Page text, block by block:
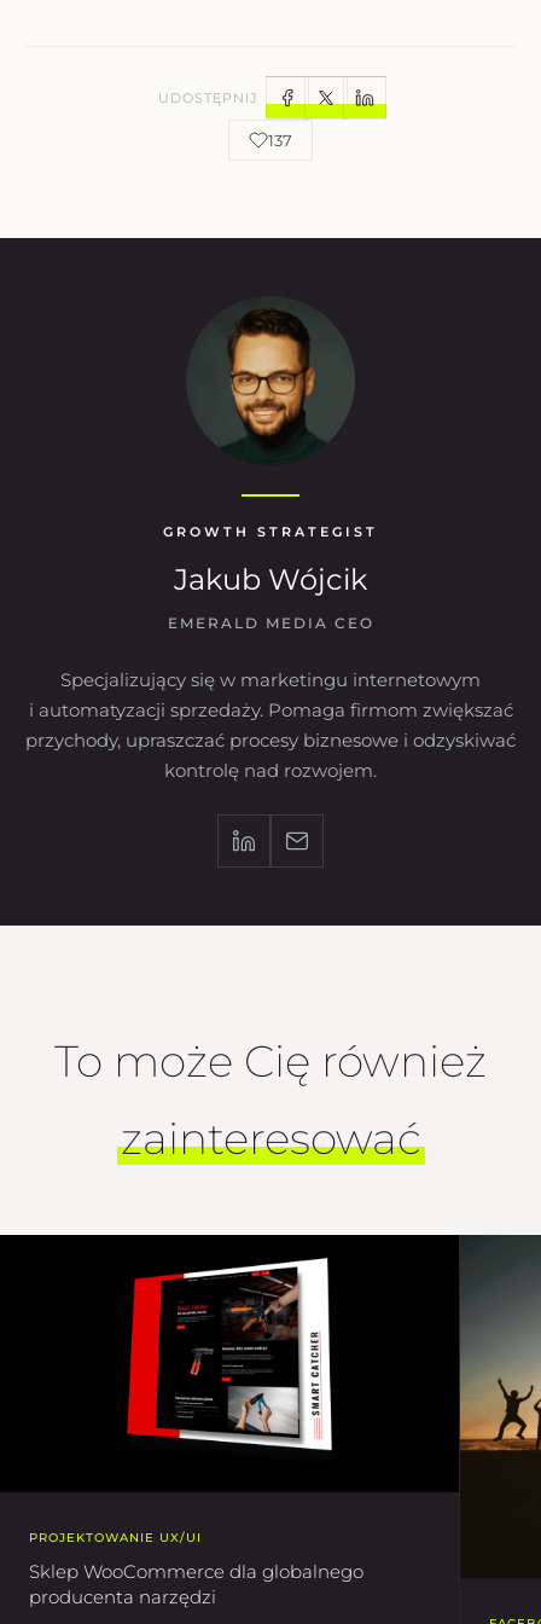
UDOSTĘPNIJ
137
GROWTH STRATEGIST
Jakub Wójcik
EMERALD MEDIA CEO
Specjalizujący się w marketingu internetowym
i automatyzacji sprzedaży. Pomaga firmom zwiększać
przychody, upraszczać procesy biznesowe i odzyskiwać
kontrolę nad rozwojem.
To może Cię również
zainteresować
PROJEKTOWANIE UX/UI
Sklep WooCommerce dla globalnego
producenta narzędzi